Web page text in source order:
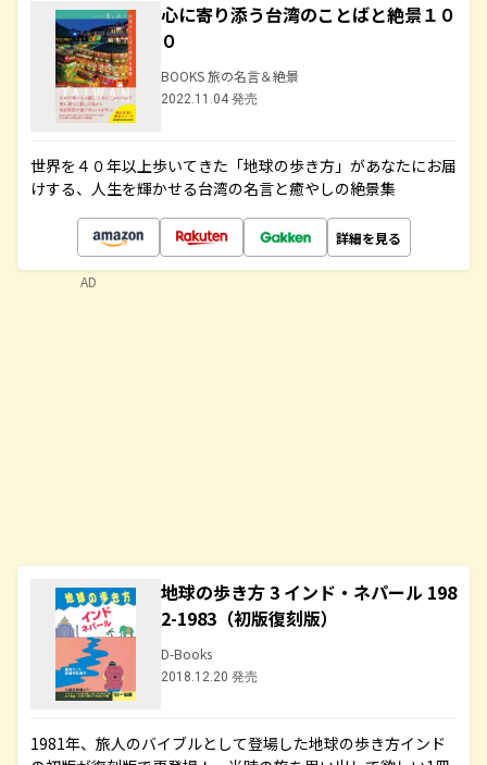
心に寄り添う台湾のことばと絶景１０
０
BOOKS 旅の名言＆絶景
2022.11.04 発売
世界を４０年以上歩いてきた「地球の歩き方」があなたにお届
けする、人生を輝かせる台湾の名言と癒やしの絶景集
詳細を見る
地球の歩き方 3 インド・ネパール 198
2-1983（初版復刻版）
D-Books
2018.12.20 発売
1981年、旅人のバイブルとして登場した地球の歩き方インド
AD